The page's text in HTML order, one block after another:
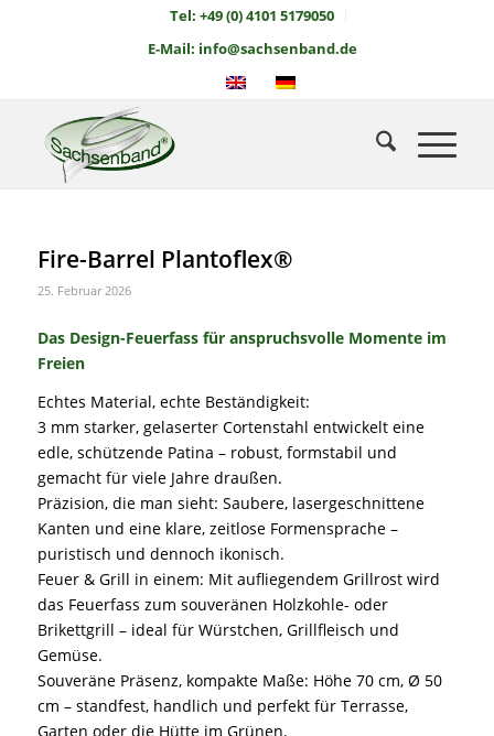
Tel: +49 (0) 4101 5179050
E-Mail: info@sachsenband.de
Fire-Barrel Plantoflex®
25. Februar 2026
Das Design-Feuerfass für anspruchsvolle Momente im
Freien
Echtes Material, echte Beständigkeit:
3 mm starker, gelaserter Cortenstahl entwickelt eine
edle, schützende Patina – robust, formstabil und
gemacht für viele Jahre draußen.
Präzision, die man sieht: Saubere, lasergeschnittene
Kanten und eine klare, zeitlose Formensprache –
puristisch und dennoch ikonisch.
Feuer & Grill in einem: Mit aufliegendem Grillrost wird
das Feuerfass zum souveränen Holzkohle- oder
Brikettgrill – ideal für Würstchen, Grillfleisch und
Gemüse.
Souveräne Präsenz, kompakte Maße: Höhe 70 cm, Ø 50
cm – standfest, handlich und perfekt für Terrasse,
Garten oder die Hütte im Grünen.